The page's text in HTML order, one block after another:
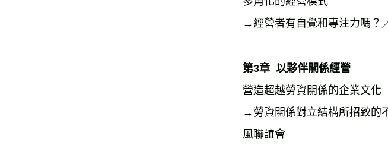
→經營者有自覺和專注力嗎？
第3章 以夥伴關係經營
營造超越勞資關係的企業文化
→勞資關係對立結構所招致的
風聯誼會